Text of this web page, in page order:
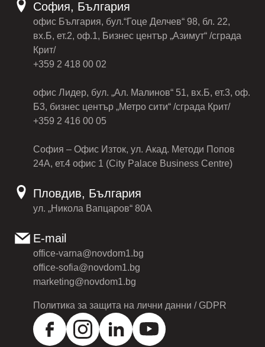
София, България
офис България, бул.“Гоце Делчев“ 98, бл. 22,
вх.Б, ет.2, оф.1, Бизнес център „Азимут“ /сграда
Крит/
+359 2 418 00 02
офис Лидер, бул. „Ал. Малинов“ 51, вх.Б, ет.3, оф.
Б3, бизнес център „Метро сити“ /сграда Крит/
+359 2 416 00 05
София – Офис Изток, ул. Акад. Методи Попов
24А, ет.4 офис 1 (City Palace Business Centre)
Пловдив, България
ул. „Никола Вапцаров“ 80А
E-mail
office-varna@novdom1.bg
office-sofia@novdom1.bg
marketing@novdom1.bg
Политика за защита на лични данни / GDPR